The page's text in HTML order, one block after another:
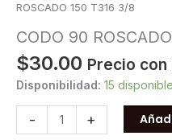
ROSCADO 150 T316 3/8
CODO 90
$30.00 Precio con
Disponibilidad: 15
-
90
+